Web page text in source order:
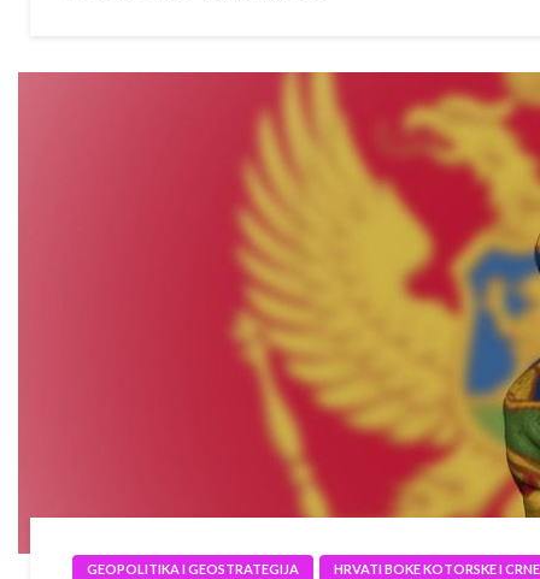
GEOPOLITIKA I GEOSTRATEGIJA HRVATI BOKE KOTORSKE I